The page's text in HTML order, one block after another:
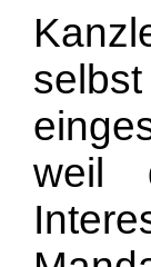
weil